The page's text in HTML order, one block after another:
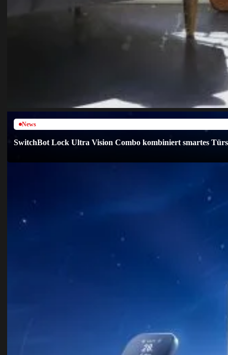
News
SwitchBot Lock Ultra Vision Combo kombiniert smartes